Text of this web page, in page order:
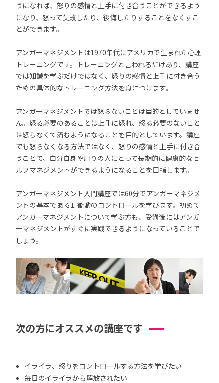
うになれば、怒りの感情と上手に付き合うことができるよう
になり、怒って失敗したり、後悔したりすることをなくすこ
とができます。
アンガーマネジメントは1970年代にアメリカで生まれた心理
トレーニングです。トレーニングと言われるだけあり、講座
では知識を学ぶだけではなく、怒りの感情と上手に付き合う
ための具体的なトレーニング方法を身につけます。
アンガーマネジメントでは怒らないことは目的としていませ
ん。怒る必要のあることは上手に怒れ、怒る必要のないこと
は怒らなくて済むようになることを目的としています。講座
でも怒らなくなる方法ではなく、怒りの感情と上手に付き合
うことで、自分自身や周りの人にとって長期的に健康的なセ
ルフマネジメントができるようになることを目指します。
アンガーマネジメント入門講座では60分でアンガーマネジメ
ントの基本である1. 衝動のコントロールを学びます。初めて
アンガーマネジメントについて学ぶ方も、受講後にはアンガ
ーマネジメントがすぐに実践できるようになっていることで
しょう。
次の方にオススメの講座です
イライラ、怒りをコントロールする方法を学びたい
毎日のイライラから解放されたい